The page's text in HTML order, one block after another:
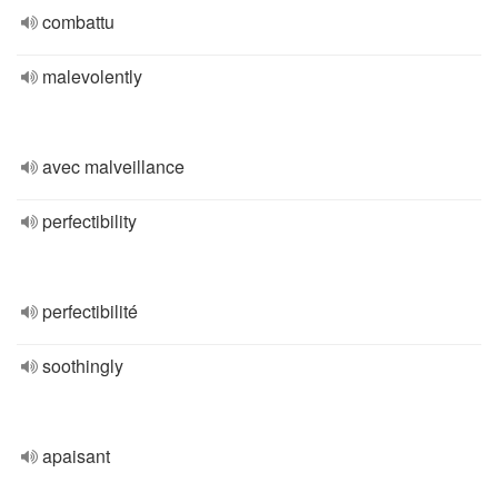
combattu
malevolently
avec malveillance
perfectibility
perfectibilité
soothingly
apaisant